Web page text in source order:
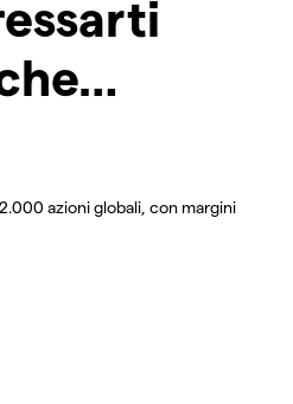
azioni globali, con margini